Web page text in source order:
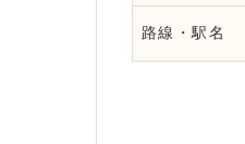
路線・駅名